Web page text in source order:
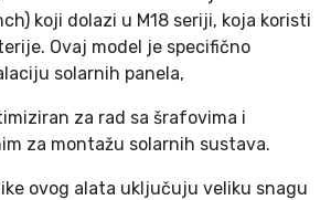
koji dolazi u M18 seriji, koja koristi
Ovaj model je specifično
solarnih panela,
za rad sa šrafovima i
za montažu solarnih sustava.
ovog alata uključuju veliku snagu